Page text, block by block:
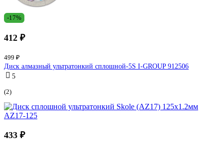
-17%
412 ₽
499 ₽
Диск алмазный ультратонкий сплошной-5S I-GROUP 912506
5
(2)
433 ₽